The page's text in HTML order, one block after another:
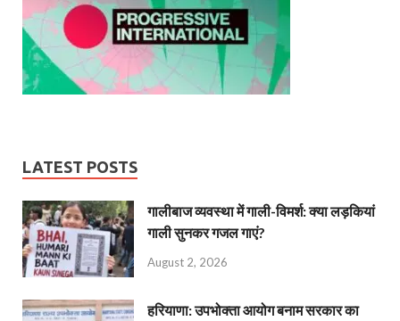
LATEST POSTS
गालीबाज व्‍यवस्‍था में गाली-विमर्श: क्या लड़कियां
गाली सुनकर गजल गाएं?
August 2, 2026
हरियाणा: उपभोक्ता आयोग बनाम सरकार का